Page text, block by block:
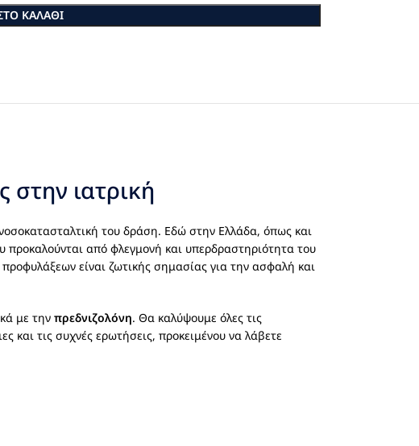
ΚΑΛΆΘΙ
στην ιατρική
του δράση. Εδώ στην Ελλάδα, όπως και
από φλεγμονή και υπερδραστηριότητα του
είναι ζωτικής σημασίας για την ασφαλή και
με την πρεδνιζολόνη. Θα καλύψουμε όλες τις
και τις συχνές ερωτήσεις, προκειμένου να λάβετε